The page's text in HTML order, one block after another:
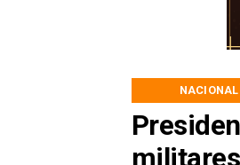
NACIONAL